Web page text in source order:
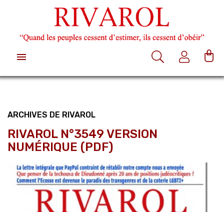

ARCHIVES DE RIVAROL
RIVAROL N°3549 VERSION
NUMÉRIQUE (PDF)